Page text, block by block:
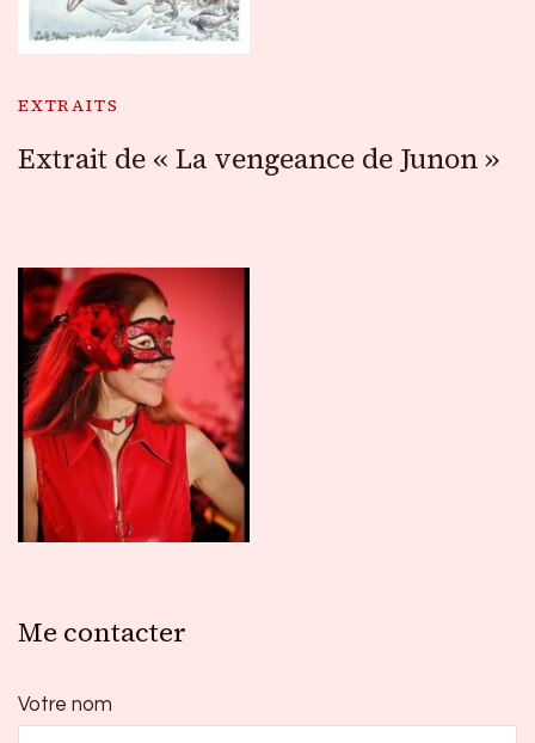
EXTRAITS
Extrait de « La vengeance de Junon »
Me contacter
Votre nom